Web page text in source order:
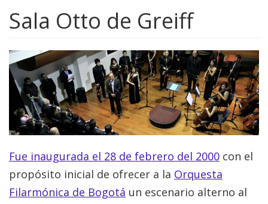
Sala Otto de Greiff
Fue inaugurada el 28 de febrero del 2000 con el
propósito inicial de ofrecer a la Orquesta
Filarmónica de Bogotá un escenario alterno al